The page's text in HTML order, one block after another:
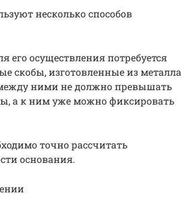
несколько способов
осуществления потребуется
скобы, изготовленные из металла
ними не должно превышать
а к ним уже можно фиксировать
точно рассчитать
основания.